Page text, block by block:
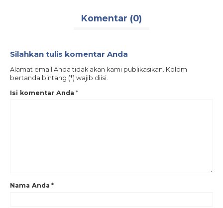
Komentar (0)
Silahkan tulis komentar Anda
Alamat email Anda tidak akan kami publikasikan. Kolom
bertanda bintang (*) wajib diisi.
Isi komentar Anda *
Nama Anda *